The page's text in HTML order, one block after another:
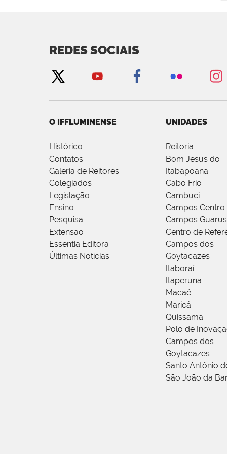
REDES SOCIAIS
O IFFLUMINENSE
Histórico
Contatos
Galeria de Reitores
Colegiados
Legislação
Ensino
Pesquisa
Extensão
Essentia Editora
Últimas Notícias
UNIDADES
Reitoria
Bom Jesus do
Itabapoana
Cabo Frio
Cambuci
Campos Centro
Campos Guarus
Centro de
Campos dos
Goytacazes
Itaboraí
Itaperuna
Macaé
Maricá
Quissamã
Polo de
Campos dos
Goytacazes
Santo Antônio
São João da